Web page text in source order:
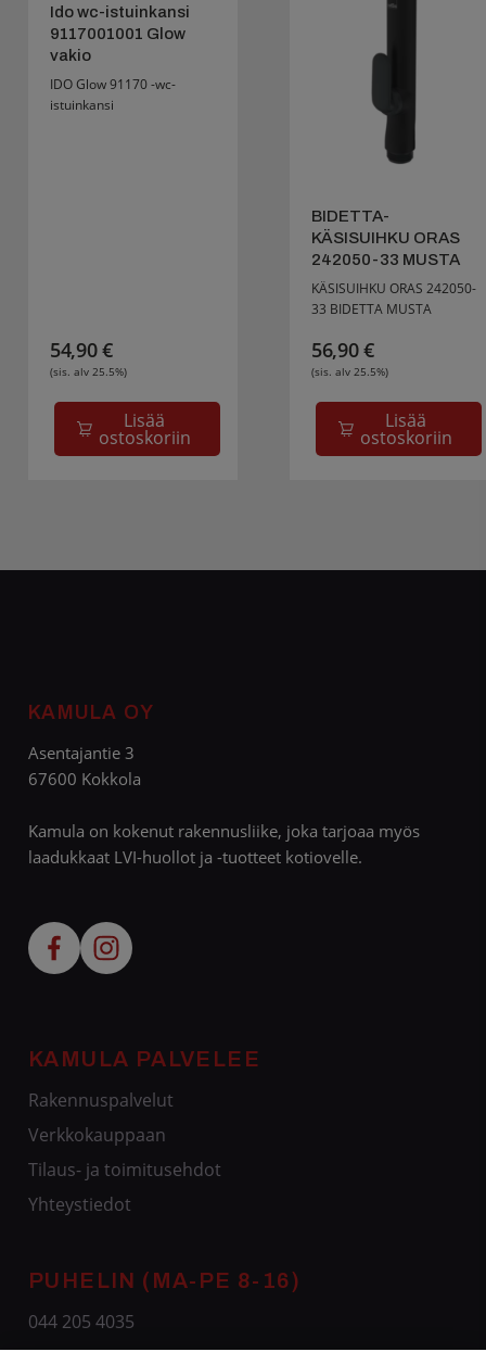
Ido wc-istuinkansi
9117001001 Glow
vakio
IDO Glow 91170 -wc-
istuinkansi
Lisää
ostoskoriin
54,90€
(sis. alv 25.5%)
BIDETTA-
KÄSISUIHKU ORAS
242050-33 MUSTA
KÄSISUIHKU ORAS 242050-
33 BIDETTA MUSTA
Lisää
ostoskoriin
56,90€
(sis. alv 25.5%)
KAMULA OY
Asentajantie 3
67600 Kokkola
Kamula on kokenut rakennusliike, joka tarjoaa myös
laadukkaat LVI-huollot ja -tuotteet kotiovelle.
KAMULA PALVELEE
Rakennuspalvelut
Verkkokauppaan
Tilaus- ja toimitusehdot
Yhteystiedot
PUHELIN (MA-PE 8-16)
044 205 4035